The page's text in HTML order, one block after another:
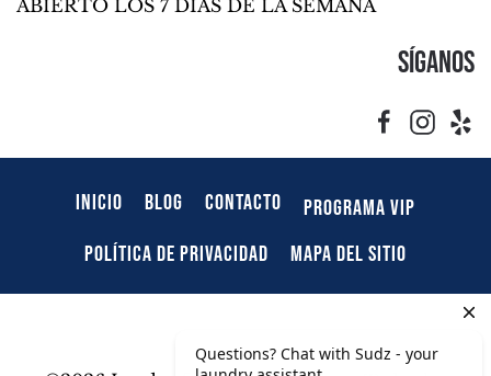
ABIERTO LOS 7 DÍAS DE LA SEMANA
Síganos
INICIO BLOG CONTACTO
PROGRAMA VIP
POLÍTICA DE PRIVACIDAD
MAPA DEL SITIO